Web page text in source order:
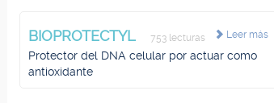
Leer más
BIOPROTECTYL 753 lecturas
Protector del DNA celular por actuar como
antioxidante